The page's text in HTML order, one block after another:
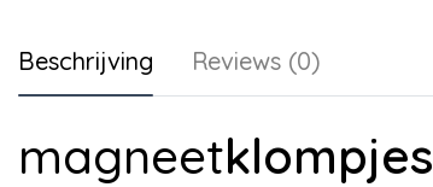
Beschrijving Reviews (0)
magneetklompjes